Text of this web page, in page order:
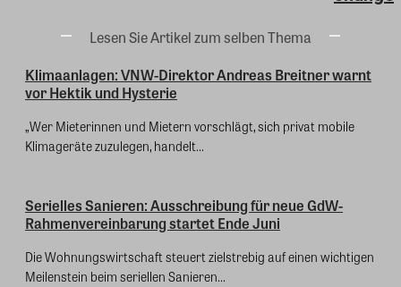
Lesen Sie Artikel zum selben Thema
Klimaanlagen: VNW-Direktor Andreas Breitner warnt
vor Hektik und Hysterie
„Wer Mieterinnen und Mietern vorschlägt, sich privat mobile
Klimageräte zuzulegen, handelt...
Serielles Sanieren: Ausschreibung für neue GdW-
Rahmenvereinbarung startet Ende Juni
Die Wohnungswirtschaft steuert zielstrebig auf einen wichtigen
Meilenstein beim seriellen Sanieren...